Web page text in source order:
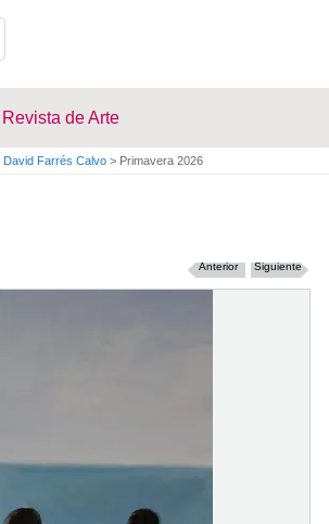
Revista de Arte
David Farrés Calvo > Primavera 2026
Siguiente
Anterior